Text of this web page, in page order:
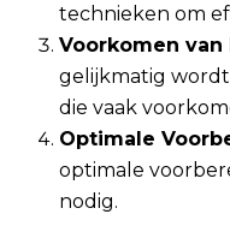
technieken om
Voorkomen van
gelijkmatig
die vaak
Optimale
optimale
nodig.